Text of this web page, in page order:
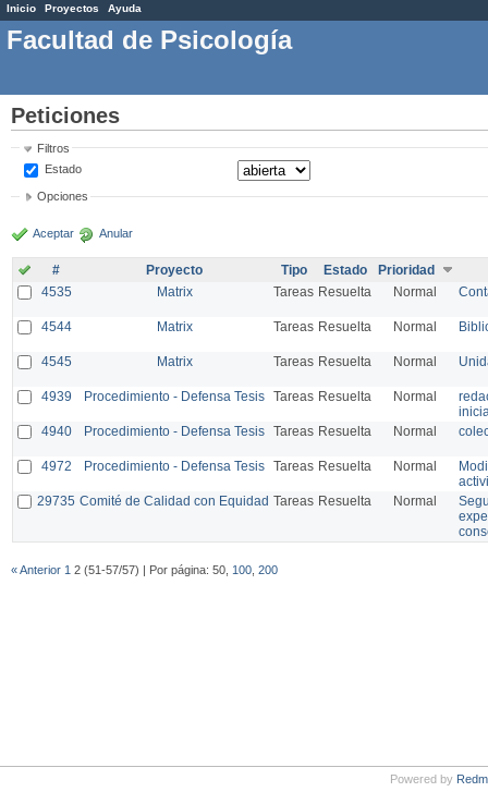
Inicio Proyectos Ayuda
Facultad de Psicología
Peticiones
Filtros
Estado
Opciones
Aceptar Anular
# Proyecto Tipo Estado
Prioridad
4535
Matrix Tareas Resuelta Normal
4544 Matrix Tareas Resuelta Normal
4545 Matrix Tareas Resuelta Normal
4939 Procedimiento - Defensa Tesis Tareas Resuelta Normal
4940
Procedimiento - Defensa Tesis Tareas Resuelta Normal
4972 Procedimiento - Defensa Tesis Tareas Resuelta Normal
29735 Comité de Calidad con Equidad Tareas Resuelta Normal
« Anterior 1 2 (51-57/57) | Por página: 50, 100 200
Powered by